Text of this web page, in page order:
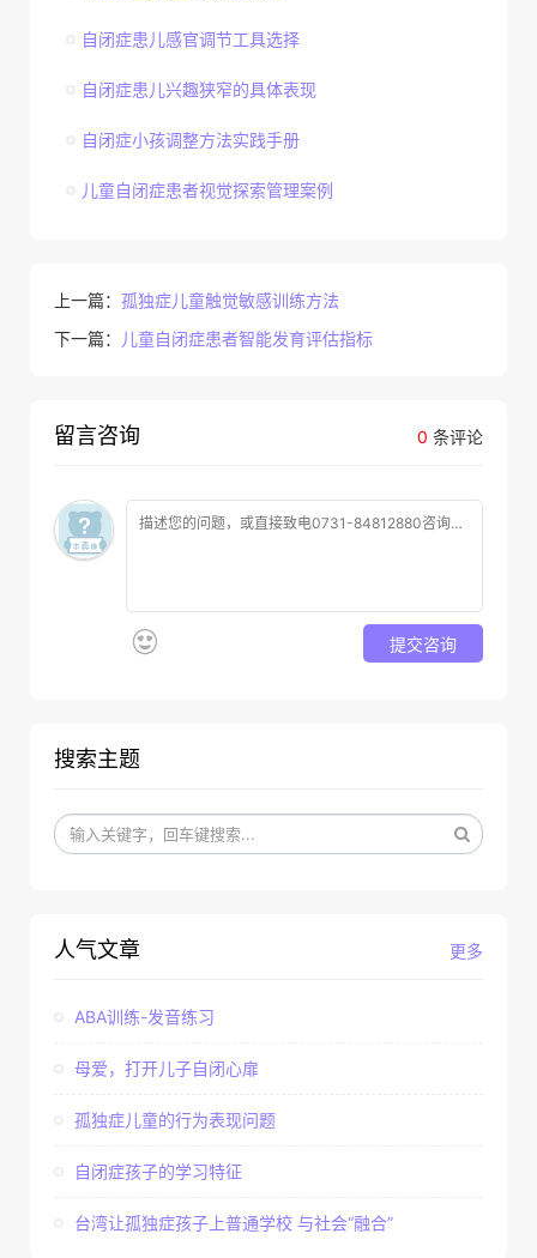
自闭症患儿感官调节工具选择
自闭症患儿兴趣狭窄的具体表现
自闭症小孩调整方法实践手册
儿童自闭症患者视觉探索管理案例
上一篇： 孤独症儿童触觉敏感训练方法
下一篇：
儿童自闭症患者智能发育评估指标
0 条评论
留言咨询
提交咨询
搜索主题
更多
人气文章
ABA训练-发音练习
母爱，打开儿子自闭心扉
孤独症儿童的行为表现问题
自闭症孩子的学习特征
台湾让孤独症孩子上普通学校 与社会“融合”